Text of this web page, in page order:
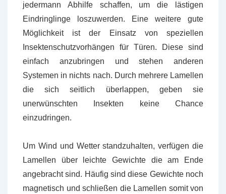
jedermann Abhilfe schaffen, um die lästigen
Eindringlinge loszuwerden. Eine weitere gute
Möglichkeit ist der Einsatz von speziellen
Insektenschutzvorhängen für Türen. Diese sind
einfach anzubringen und stehen anderen
Systemen in nichts nach. Durch mehrere Lamellen
die sich seitlich überlappen, geben sie
unerwünschten Insekten keine Chance
einzudringen.
Um Wind und Wetter standzuhalten, verfügen die
Lamellen über leichte Gewichte die am Ende
angebracht sind. Häufig sind diese Gewichte noch
magnetisch und schließen die Lamellen somit von